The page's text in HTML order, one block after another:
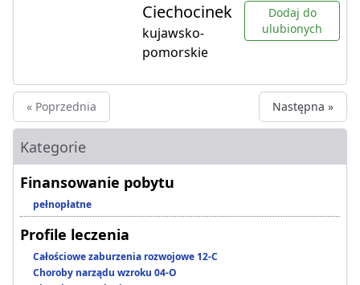
Ciechocinek
kujawsko-
pomorskie
Dodaj do
ulubionych
« Poprzednia Następna »
Kategorie
Finansowanie pobytu
pełnopłatne
Profile leczenia
Całościowe zaburzenia rozwojowe 12-C
Choroby narządu wzroku 04-O